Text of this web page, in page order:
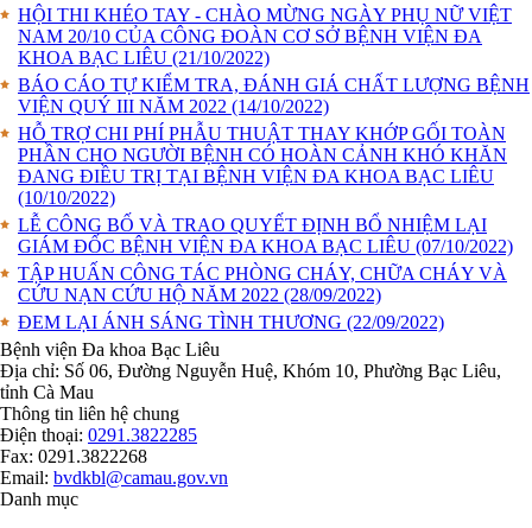
HỘI THI KHÉO TAY - CHÀO MỪNG NGÀY PHỤ NỮ VIỆT
NAM 20/10 CỦA CÔNG ĐOÀN CƠ SỞ BỆNH VIỆN ĐA
KHOA BẠC LIÊU (21/10/2022)
BÁO CÁO TỰ KIỂM TRA, ĐÁNH GIÁ CHẤT LƯỢNG BỆNH
VIỆN QUÝ III NĂM 2022 (14/10/2022)
HỖ TRỢ CHI PHÍ PHẪU THUẬT THAY KHỚP GỐI TOÀN
PHẦN CHO NGƯỜI BỆNH CÓ HOÀN CẢNH KHÓ KHĂN
ĐANG ĐIỀU TRỊ TẠI BỆNH VIỆN ĐA KHOA BẠC LIÊU
(10/10/2022)
LỄ CÔNG BỐ VÀ TRAO QUYẾT ĐỊNH BỔ NHIỆM LẠI
GIÁM ĐỐC BỆNH VIỆN ĐA KHOA BẠC LIÊU (07/10/2022)
TẬP HUẤN CÔNG TÁC PHÒNG CHÁY, CHỮA CHÁY VÀ
CỨU NẠN CỨU HỘ NĂM 2022 (28/09/2022)
ĐEM LẠI ÁNH SÁNG TÌNH THƯƠNG (22/09/2022)
Bệnh viện Đa khoa Bạc Liêu
Địa chỉ: Số 06, Đường Nguyễn Huệ, Khóm 10, Phường Bạc Liêu,
tỉnh Cà Mau
Thông tin liên hệ chung
Điện thoại: 0291.3822285
Fax: 0291.3822268
Email: bvdkbl@camau.gov.vn
Danh mục